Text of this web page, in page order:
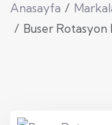
Anasayfa
Buser